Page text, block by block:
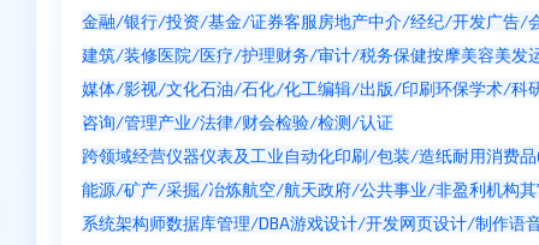
金融/银行/投资/基金/证券客服房地产中介/经纪/开发广告/
建筑/装修医院/医疗/护理财务/审计/税务保健按摩美容美发
媒体/影视/文化石油/石化/化工编辑/出版/印刷环保学术/科
咨询/管理产业/法律/财会检验/检测/认证
跨领域经营仪器仪表及工业自动化印刷/包装/造纸耐用消费
能源/矿产/采掘/冶炼航空/航天政府/公共事业/非盈利机构
系统架构师数据库管理/DBA游戏设计/开发网页设计/制作语